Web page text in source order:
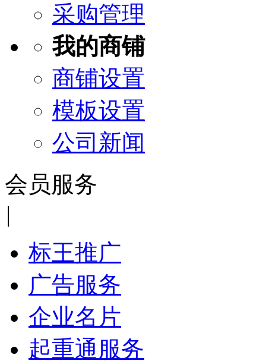
采购管理
我的商铺
商铺设置
模板设置
公司新闻
会员服务
|
标王推广
广告服务
企业名片
起重通服务